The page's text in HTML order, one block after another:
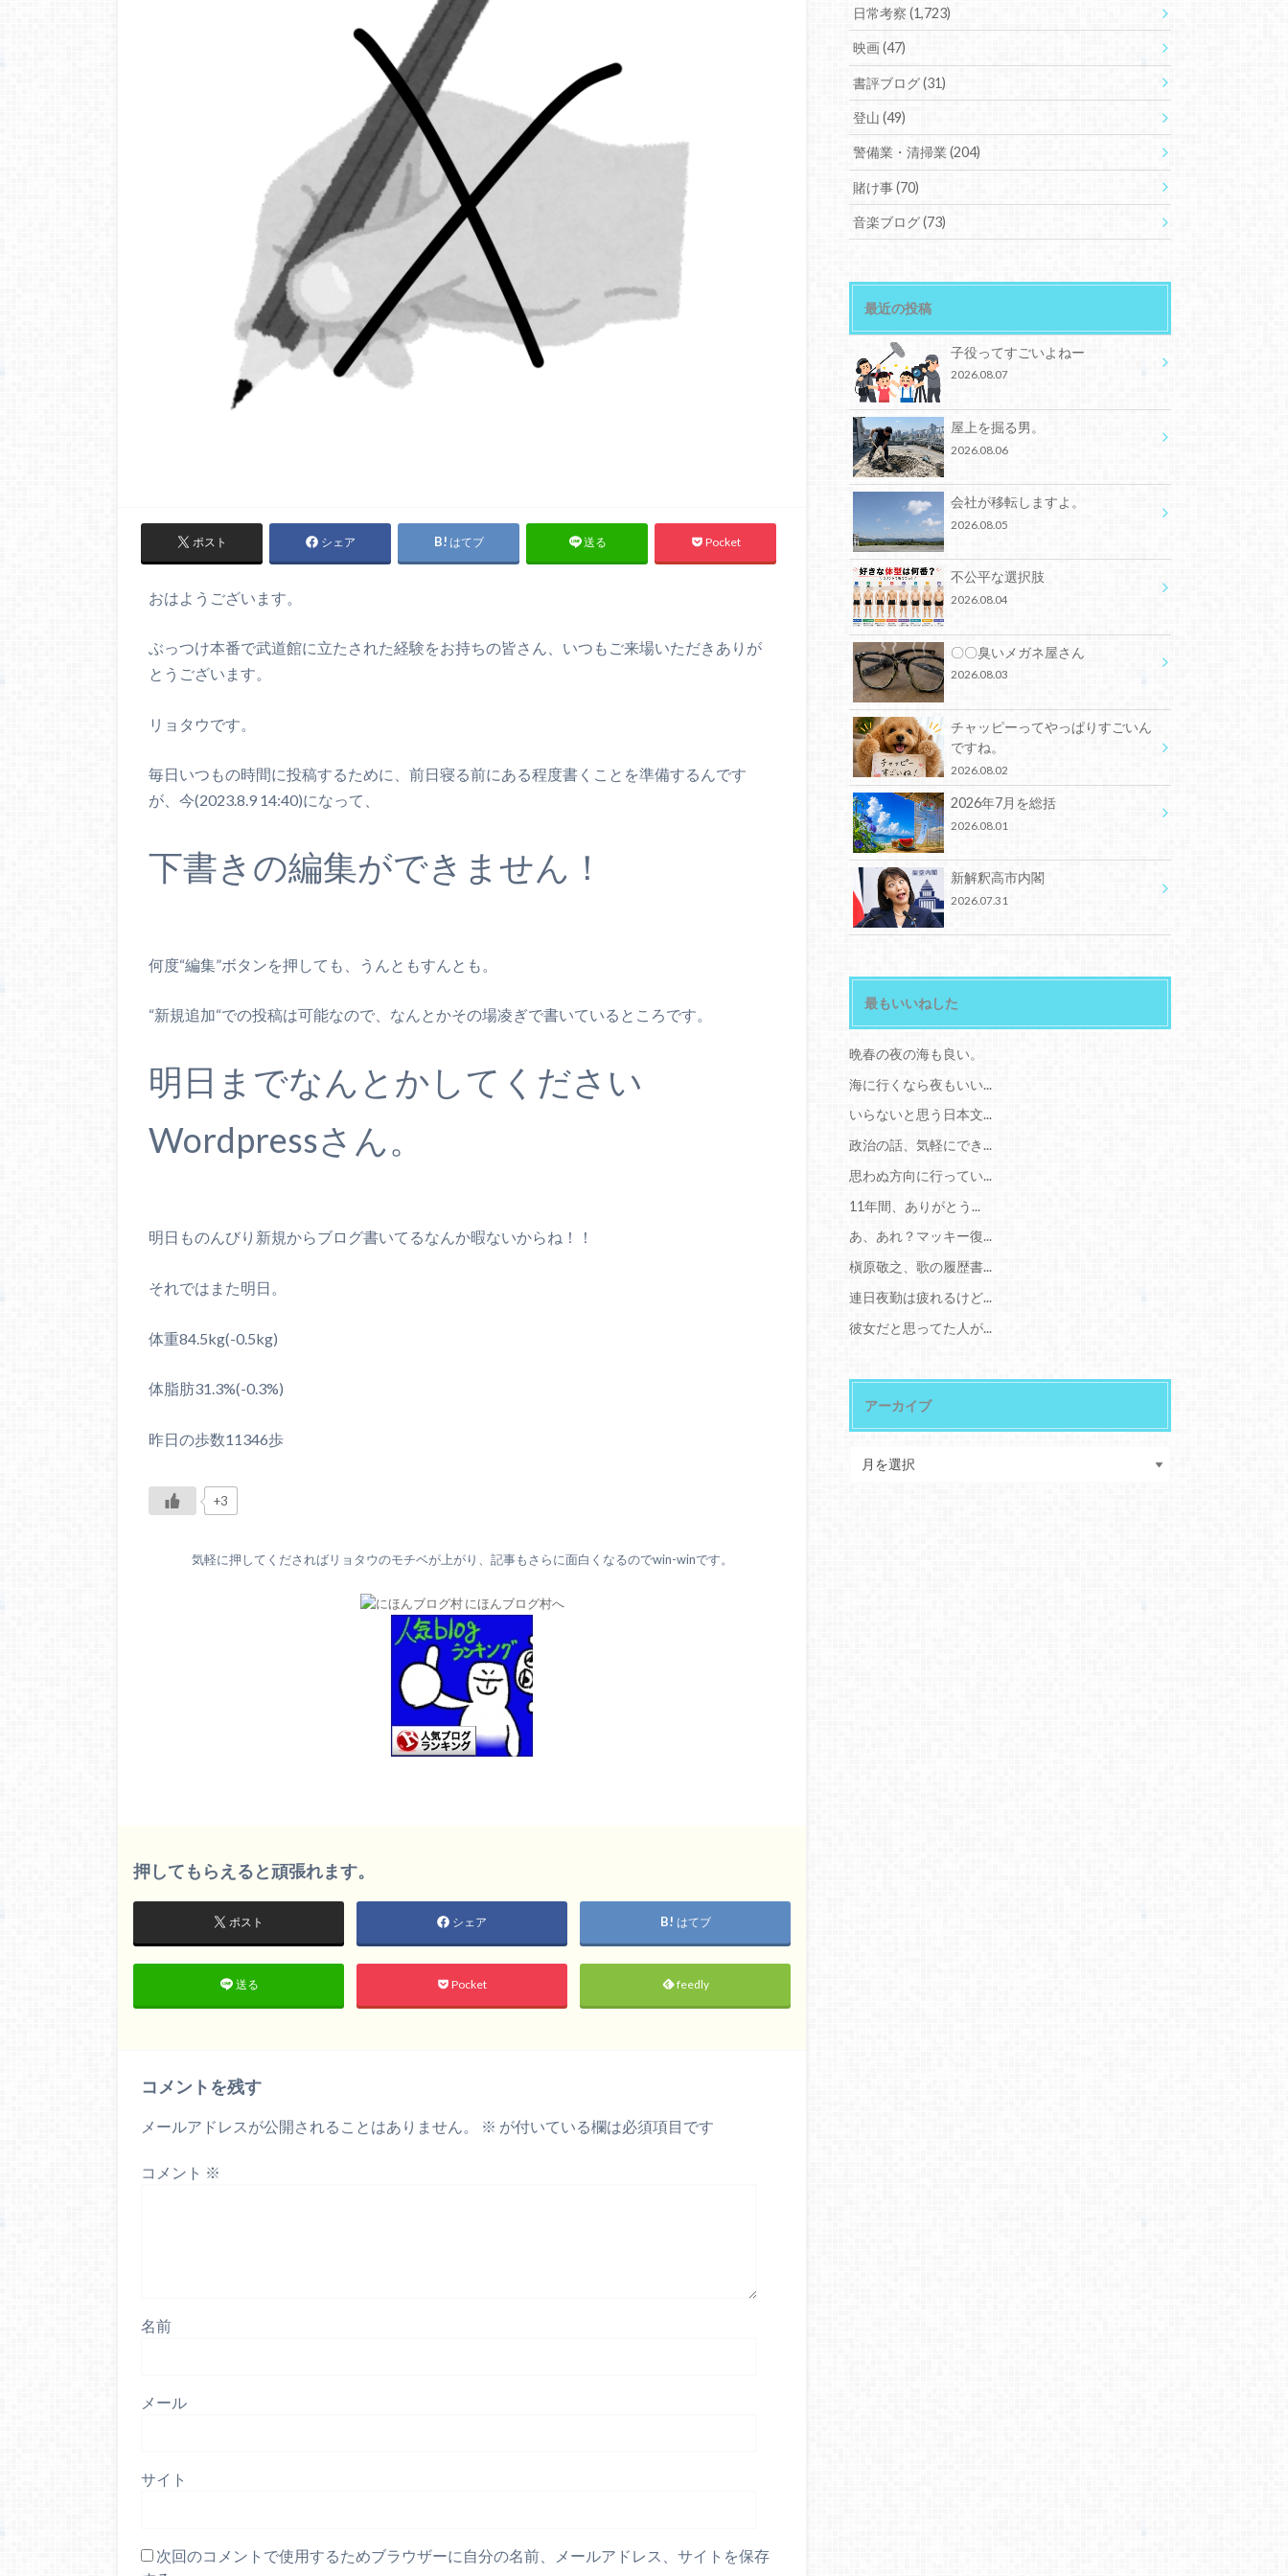
ポスト シェア はてブ 送る Pocket
おはようございます。
ぶっつけ本番で武道館に立たされた経験をお持ちの皆さん、いつもご来場いただきありが
とうございます。
リョタウです。
毎日いつもの時間に投稿するために、前日寝る前にある程度書くことを準備するんです
が、今(2023.8.9 14:40)になって、
下書きの編集ができません！
何度“編集”ボタンを押しても、うんともすんとも。
“新規追加“での投稿は可能なので、なんとかその場凌ぎで書いているところです。
明日までなんとかしてください
Wordpressさん。
明日ものんびり新規からブログ書いてるなんか暇ないからね！！
それではまた明日。
体重84.5kg(-0.5kg)
体脂肪31.3%(-0.3%)
昨日の歩数11346歩
+3
気軽に押してくださればリョタウのモチベが上がり、記事もさらに面白くなるのでwin-winです。
押してもらえると頑張れます。
ポスト シェア はてブ
送る Pocket feedly
コメントを残す
メールアドレスが公開されることはありません。 ※ が付いている欄は必須項目です
コメント ※
名前
メール
サイト
次回のコメントで使用するためブラウザーに自分の名前、メールアドレス、サイトを保存
日常考察(1,723)
映画(47)
書評ブログ(31)
登山(49)
警備業・清掃業(204)
賭け事(70)
音楽ブログ(73)
最近の投稿
子役ってすごいよねー
2026.08.07
屋上を掘る男。
2026.08.06
会社が移転しますよ。
2026.08.05
不公平な選択肢
2026.08.04
〇〇臭いメガネ屋さん
2026.08.03
チャッピーってやっぱりすごいん
ですね。
2026.08.02
2026年7月を総括
2026.08.01
新解釈高市内閣
2026.07.31
最もいいねした
晩春の夜の海も良い。
海に行くなら夜もいい...
いらないと思う日本文...
政治の話、気軽にでき...
思わぬ方向に行ってい...
11年間、ありがとう...
あ、あれ？マッキー復...
槇原敬之、歌の履歴書...
連日夜勤は疲れるけど...
彼女だと思ってた人が...
アーカイブ